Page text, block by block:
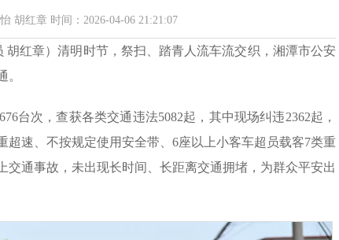
胡红章 时间：2026-04-06 21:21:07
胡红章）清明时节，祭扫、踏青人流车流交织，湘潭市公安
。
台次，查获各类交通违法5082起，其中现场纠违2362起，
速、不按规定使用安全带、6座以上小客车超员载客7类重
交通事故，未出现长时间、长距离交通拥堵，为群众平安出